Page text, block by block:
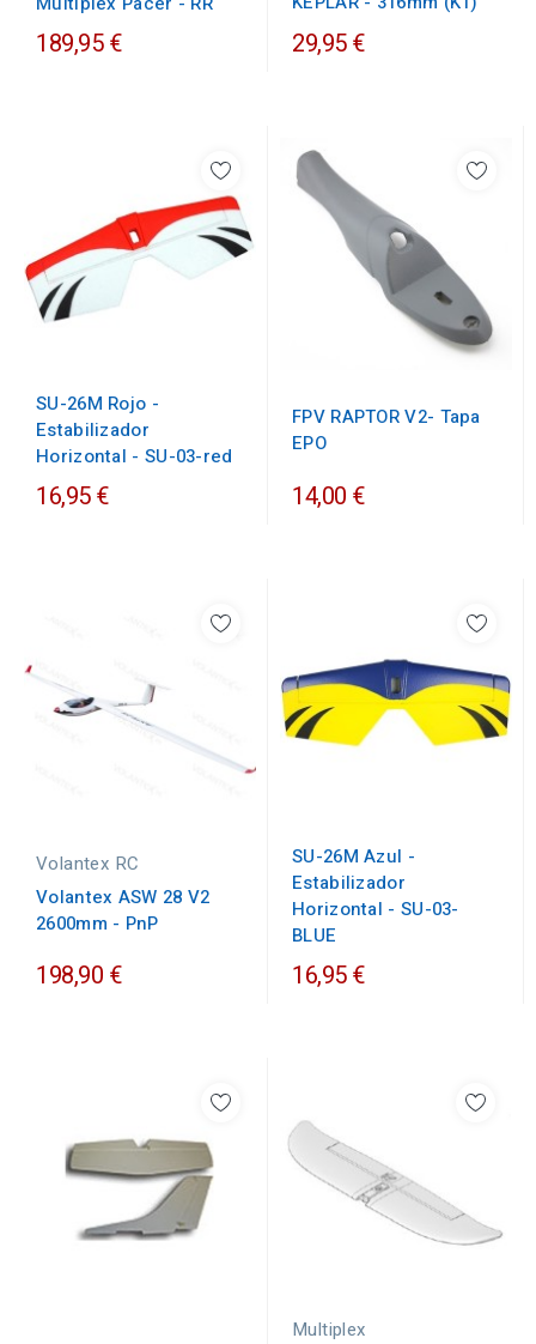
189,95 € 29,95 €
SU-26M Rojo -
Estabilizador
Horizontal - SU-03-red
16,95 €
FPV RAPTOR V2- Tapa
EPO
14,00 €
Volantex RC
Volantex ASW 28 V2
2600mm - PnP
198,90 €
SU-26M Azul -
Estabilizador
Horizontal - SU-03-
BLUE
16,95 €
Multiplex